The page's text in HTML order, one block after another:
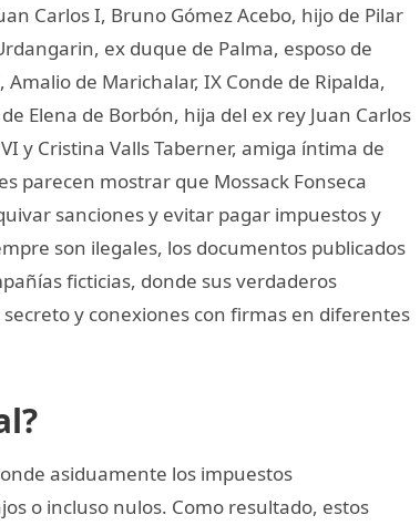
Carlos I, Bruno Gómez Acebo, hijo de Pilar
ex duque de Palma, esposo de
de Marichalar, IX Conde de Ripalda,
Elena de Borbón, hija del ex rey Juan Carlos
y Cristina Valls Taberner, amiga íntima de
parecen mostrar que Mossack Fonseca
sanciones y evitar pagar impuestos y
son ilegales, los documentos publicados
ficticias, donde sus verdaderos
y conexiones con firmas en diferentes
asiduamente los impuestos
o incluso nulos. Como resultado, estos